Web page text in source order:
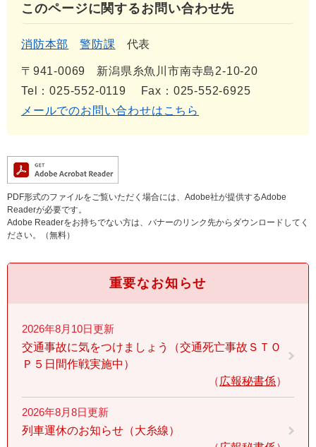
このページに関するお問い合わせ先
消防本部 警防課 代表
〒941-0069
新潟県糸魚川市南寺島2-10-20
Tel：025-552-0119
Fax：025-552-6925
メールでのお問い合わせはこちら
PDF形式のファイルをご覧いただく場合には、Adobe社が提供するAdobe
Readerが必要です。
Adobe Readerをお持ちでない方は、バナーのリンク先からダウンロードしてく
ださい。（無料）
重要なお知らせ
2026年8月10日更新
交通事故に気をつけましょう（交通死亡事故ＳＴＯ
Ｐ５日間作戦実施中）
広報秘書係
2026年8月8日更新
列車運休のお知らせ（大糸線）